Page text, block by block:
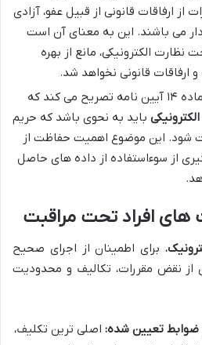
از ارفاقات قانونی از قبیل عفو، آزادی
می باشند. این به معنای آن است
نظارت الکترونیکی، مانع از بهره
ارفاقات قانونی نخواهد شد.
ماده ۱۴ آیین نامه تصریح می کند که
باید به نحوی باشد که حریم
این موضوع اهمیت حفاظت از
از سوءاستفاده از داده های حاصل
افراد تحت مراقبت
، برای اطمینان از اجرای صحیح
از نقض مقررات، تکالیف و محدودیت
ضوابط تعیین شده: اصلی ترین تکلیف،